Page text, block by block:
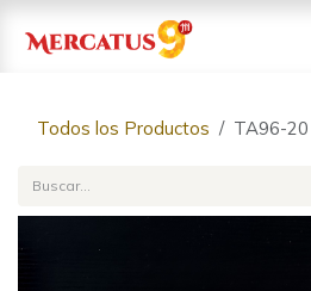
Todos los Productos TA96-